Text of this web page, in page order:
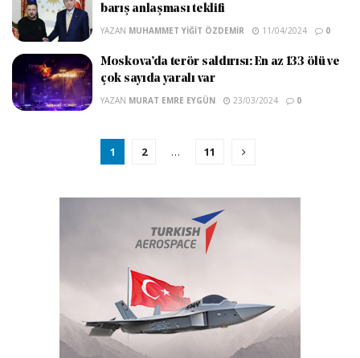
barış anlaşması teklifi
YAZAN MUHAMMET YIĞIT ÖZDEMIR 11/04/2024 0
Moskova’da terör saldırısı: En az 133 ölü ve
çok sayıda yaralı var
YAZAN MURAT EMRE EYGÜN 23/03/2024 0
1 2 … 11